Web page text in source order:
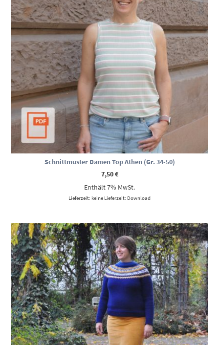
Schnittmuster Damen Top Athen (Gr. 34-50)
7,50€
Enthält 7% MwSt.
Lieferzeit: keine Lieferzeit: Download